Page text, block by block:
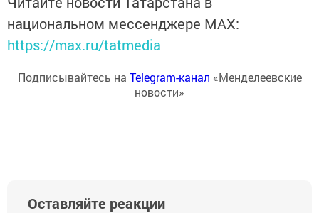
национальном мессенджере MАХ:
https://max.ru/tatmedia
Подписывайтесь на Telegram-канал «Менделеевские
новости»
Оставляйте реакции